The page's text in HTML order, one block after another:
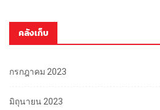
คลังเก็บ
กรกฎาคม 2023
มิถุนายน 2023